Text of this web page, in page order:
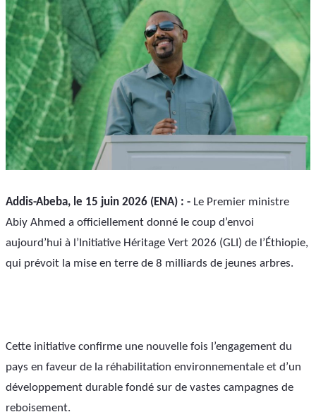
Addis-Abeba, le 15 juin 2026 (ENA) : - Le Premier ministre
Abiy Ahmed a officiellement donné le coup d’envoi
aujourd’hui à l’Initiative Héritage Vert 2026 (GLI) de l’Éthiopie,
qui prévoit la mise en terre de 8 milliards de jeunes arbres.
Cette initiative confirme une nouvelle fois l’engagement du
pays en faveur de la réhabilitation environnementale et d’un
développement durable fondé sur de vastes campagnes de
reboisement.